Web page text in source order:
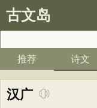
古文岛
推荐 诗文
汉广